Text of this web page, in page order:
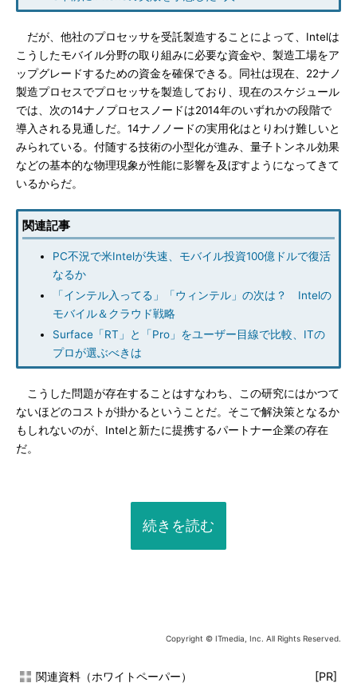
だが、他社のプロセッサを受託製造することによって、Intelは
こうしたモバイル分野の取り組みに必要な資金や、製造工場をア
ップグレードするための資金を確保できる。同社は現在、22ナノ
製造プロセスでプロセッサを製造しており、現在のスケジュール
では、次の14ナノプロセスノードは2014年のいずれかの段階で
導入される見通しだ。14ナノノードの実用化はとりわけ難しいと
みられている。付随する技術の小型化が進み、量子トンネル効果
などの基本的な物理現象が性能に影響を及ぼすようになってきて
いるからだ。
関連記事
PC不況で米Intelが失速、モバイル投資100億ドルで復活
なるか
「インテル入ってる」「ウィンテル」の次は？ Intelの
モバイル＆クラウド戦略
Surface「RT」と「Pro」をユーザー目線で比較、ITの
プロが選ぶべきは
こうした問題が存在することはすなわち、この研究にはかつて
ないほどのコストが掛かるということだ。そこで解決策となるか
もしれないのが、Intelと新たに提携するパートナー企業の存在
だ。
続きを読む
Copyright © ITmedia, Inc. All Rights Reserved.
関連資料（ホワイトペーパー） [PR]